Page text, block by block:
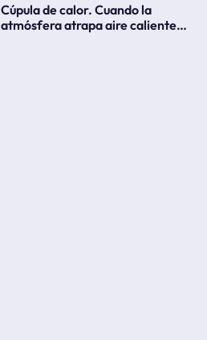
Cúpula de calor. Cuando la
atmósfera atrapa aire caliente